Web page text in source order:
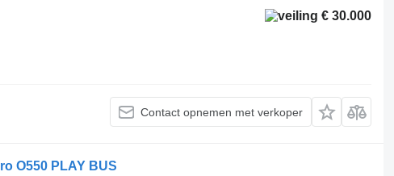
€ 30.000
Contact opnemen met verkoper
O550 PLAY BUS